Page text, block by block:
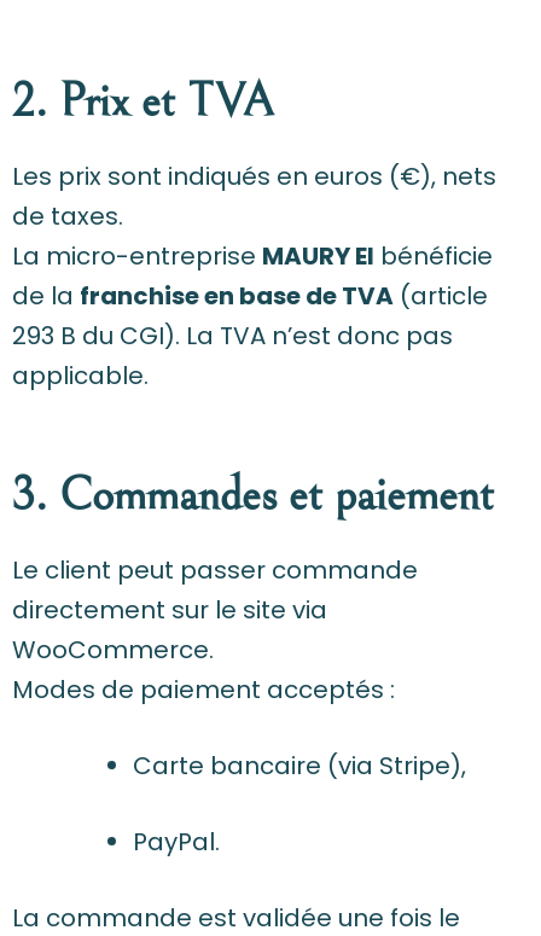
2. Prix et TVA
Les prix sont indiqués en euros (€), nets
de taxes.
La micro-entreprise MAURY EI bénéficie
de la franchise en base de TVA (article
293 B du CGI). La TVA n’est donc pas
applicable.
3. Commandes et paiement
Le client peut passer commande
directement sur le site via
WooCommerce.
Modes de paiement acceptés :
Carte bancaire (via Stripe),
PayPal.
La commande est validée une fois le